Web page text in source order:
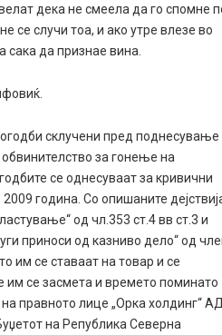
дека не смеела да го спомне
се случи тоа, и ако утре влезе во
сака да признае вина.
склучени пред поднесување
за гонење на
се однесуваат за кривични
година. Со опишаните
од чл.353 ст.4 вв ст.3 и
приноси од казниво дело“ од
им се ставаат на товар и се
им се засмета и времето поминато
правното лице „Орка холдинг“
на Република Северна